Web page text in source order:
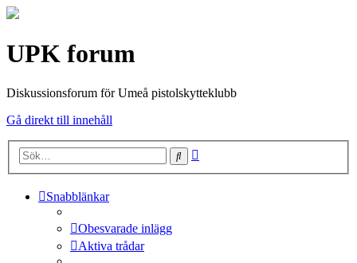
UPK forum
Diskussionsforum för Umeå pistolskytteklubb
Gå direkt till innehåll
Sök
Snabblänkar
Obesvarade inlägg
Aktiva trådar